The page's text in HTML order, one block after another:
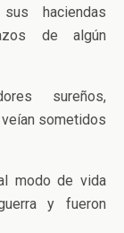
haciendas
de algún
sureños,
sometidos
modo de vida
y fueron